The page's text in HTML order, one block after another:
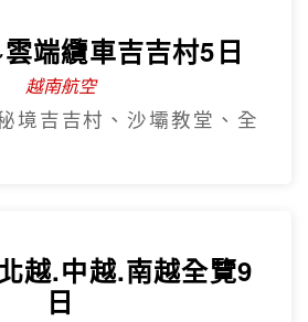
端纜車吉吉村5日
越南航空
境吉吉村、沙壩教堂、全
越.中越.南越全覽9
日